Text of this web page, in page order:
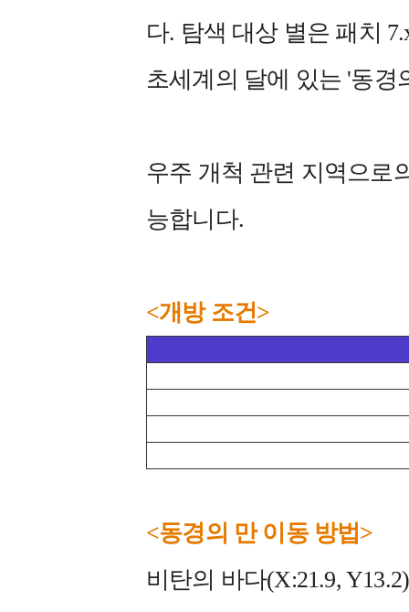
다. 탐색 대상 별은 패치
초세계의 달에 있는 '동경
우주 개척 관련 지역으로
능합니다.
<개방 조건>
<동경의 만 이동 방법>
비탄의 바다(X:21.9,